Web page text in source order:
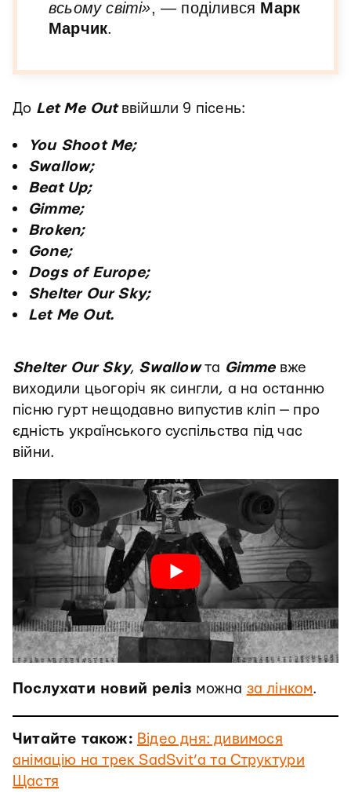
всьому світі», — поділився Марк
Марчик.
До Let Me Outввійшли 9 пісень:
You Shoot Me;
Swallow;
Beat Up;
Gimme;
Broken;
Gone;
Dogs of Europe;
Shelter Our Sky;
Let Me Out.
Shelter Our Sky, Swallowта Gimmeвже
виходили цьогоріч як сингли, а на останню
пісню гурт нещодавно випустив кліп — про
єдність українського суспільства під час
війни.
Послухати новий реліз можна за лінком.
Читайте також: Відео дня: дивимося
анімацію на трек SadSvit’а та Структури
Щастя